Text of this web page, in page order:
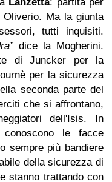
Ma la giunta
tutti inquisiti.
dice la Mogherini.
di Juncker per la
per la sicurezza
seconda parte del
che si affrontano,
dell'Isis. In
le facce
sempre più bandiere
della sicurezza di
stanno trattando con